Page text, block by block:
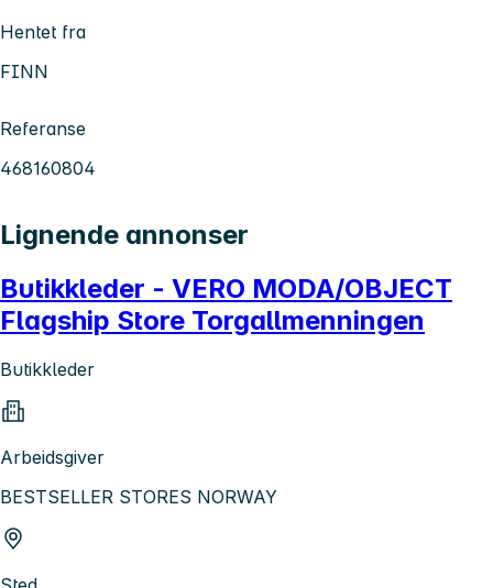
Hentet fra
FINN
Referanse
468160804
Lignende annonser
Butikkleder - VERO MODA/OBJECT
Flagship Store Torgallmenningen
Butikkleder
Arbeidsgiver
BESTSELLER STORES NORWAY